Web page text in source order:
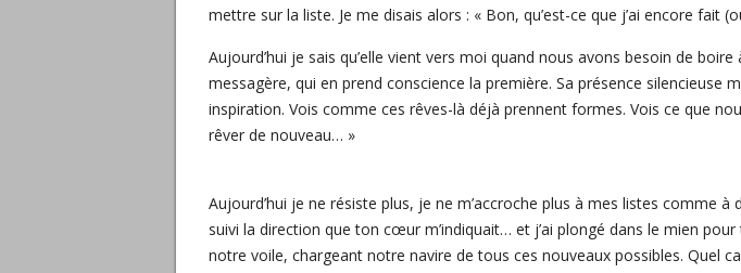
mettre sur la liste. Je me disais alors : « Bon, qu’est-ce que j’ai encore fait
Aujourd’hui je sais qu’elle vient vers moi quand nous avons besoin de
messagère, qui en prend conscience la première. Sa présence silencieuse
inspiration. Vois comme ces rêves-là déjà prennent formes. Vois ce que
rêver de nouveau… »
Aujourd’hui je ne résiste plus, je ne m’accroche plus à mes listes comme
suivi la direction que ton cœur m’indiquait… et j’ai plongé dans le mien
notre voile, chargeant notre navire de tous ces nouveaux possibles. Quel